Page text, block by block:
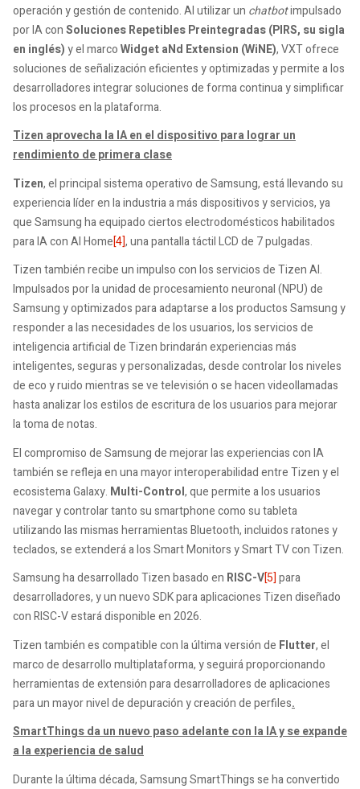
operación y gestión de contenido. Al utilizar un chatbotimpulsado
por IA conSoluciones Repetibles Preintegradas (PIRS, su sigla
en inglés)y el marcoWidget aNd Extension (WiNE), VXT ofrece
soluciones de señalización eficientes y optimizadas y permite a los
desarrolladores integrar soluciones de forma continua y simplificar
los procesos en la plataforma.
Tizen aprovecha la IA en el dispositivo para lograr un
rendimiento de primera clase
Tizen, el principal sistema operativo de Samsung, está llevando su
experiencia líder en la industria a más dispositivos y servicios, ya
que Samsung ha equipado ciertos electrodomésticos habilitados
para IA con AI Home[4], una pantalla táctil LCD de 7 pulgadas.
Tizen también recibe un impulso con los servicios de Tizen AI.
Impulsados ​​por la unidad de procesamiento neuronal (NPU) de
Samsung y optimizados para adaptarse a los productos Samsung y
responder a las necesidades de los usuarios, los servicios de
inteligencia artificial de Tizen brindarán experiencias más
inteligentes, seguras y personalizadas, desde controlar los niveles
de eco y ruido mientras se ve televisión o se hacen videollamadas
hasta analizar los estilos de escritura de los usuarios para mejorar
la toma de notas.
El compromiso de Samsung de mejorar las experiencias con IA
también se refleja en una mayor interoperabilidad entre Tizen y el
ecosistema Galaxy. Multi-Control, que permite a los usuarios
navegar y controlar tanto su smartphone como su tableta
utilizando las mismas herramientas Bluetooth, incluidos ratones y
teclados, se extenderá a los Smart Monitors y Smart TV con Tizen.
Samsung ha desarrollado Tizen basado en RISC-V[5] para
desarrolladores, y un nuevo SDK para aplicaciones Tizen diseñado
con RISC-V estará disponible en 2026.
Tizen también es compatible con la última versión de Flutter, el
marco de desarrollo multiplataforma, y ​​seguirá proporcionando
herramientas de extensión para desarrolladores de aplicaciones
para un mayor nivel de depuración y creación de perfiles.
SmartThings da un nuevo paso adelante con la IA y se expande
a la experiencia de salud
Durante la última década, Samsung SmartThings se ha convertido